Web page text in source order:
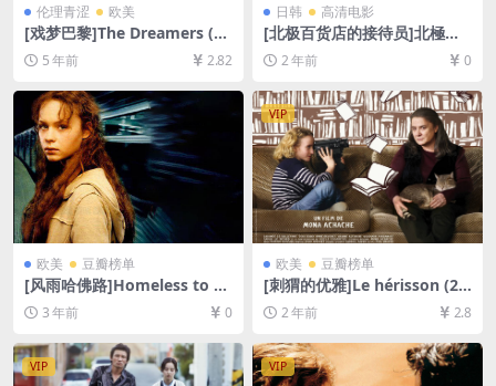
伦理青涩 欧美
[戏梦巴黎]The Dreamers (20
03)[百度网盘+迅雷云盘资源未
删减1080P超清][MP4/6.5GB]
看，请下载防和谐压缩包（含
解压密码）】
5 年前 2.82
日韩 高清电影
[北极百货店的接待员]北極百
貨店のコンシェルジュさん (2
023)[百度网盘+夸克网盘1080
放/下载][MP4/2.3GB][中文字
幕]
2 年前 0
欧美 豆瓣榜单
[风雨哈佛路]Homeless to H
arvard: The Liz Murray Stor
y (2003)[百度网盘+夸克网盘1
080P超清资源][网盘在线播
放/下载][MP4/5.7GB][中英字
幕]
3 年前 0
VIP
欧美 豆瓣榜单
[刺猬的优雅]Le hérisson (20
09)[百度网盘+夸克网盘1080P
超清未删减资源][网盘在线播
放/下载][MP4/7GB][中文字
幕]
2 年前 2.8
VIP VIP